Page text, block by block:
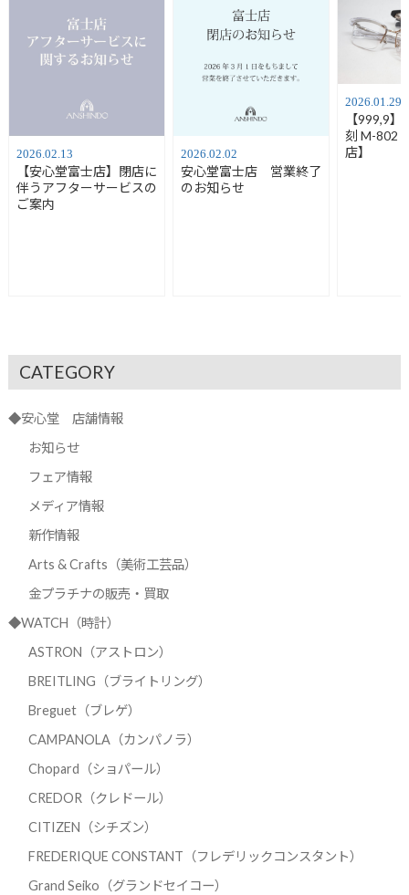
2026.02.13
【安心堂富士店】閉店に
伴うアフターサービスの
ご案内
2026.02.02
安心堂富士店 営業終了
のお知らせ
2026.01.29
【999,9
刻 M-802
店】
CATEGORY
◆安心堂 店舗情報
お知らせ
フェア情報
メディア情報
新作情報
Arts & Crafts（美術工芸品）
金プラチナの販売・買取
◆WATCH（時計）
ASTRON（アストロン）
BREITLING（ブライトリング）
Breguet（ブレゲ）
CAMPANOLA（カンパノラ）
Chopard（ショパール）
CREDOR（クレドール）
CITIZEN（シチズン）
FREDERIQUE CONSTANT（フレデリックコンスタント）
Grand Seiko（グランドセイコー）